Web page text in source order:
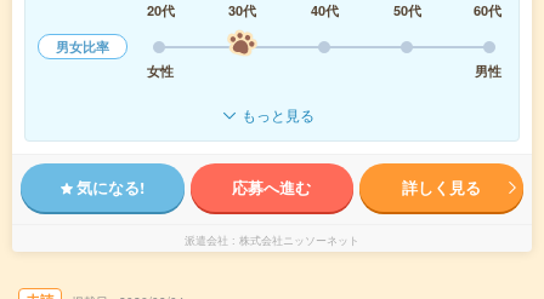
20代
30代 40代 50代
60代
男女比率
女性
男性
もっと見る
気になる! 応募へ進む 詳しく見る
派遣会社 株式会社ニッソーネット